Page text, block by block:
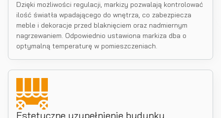
Dzięki możliwości regulacji, markizy pozwalają kontrolować
ilość światła wpadającego do wnętrza, co zabezpiecza
meble i dekoracje przed blaknięciem oraz nadmiernym
nagrzewaniem. Odpowiednio ustawiona markiza dba o
optymalną temperaturę w pomieszczeniach.
Estetyczne uzupełnienie budynku